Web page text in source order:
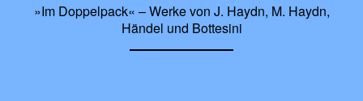
»Im Doppelpack« – Werke von J. Haydn, M. Haydn,
Händel und Bottesini